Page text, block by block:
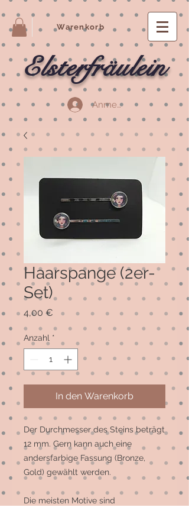
Warenkorb
Elsterfräulein
Anmelden
Haarspange (2er-
Set)
4,00 € Preis
Anzahl *
In den Warenkorb
Der Durchmesser des Steins beträgt
12 mm. Gern kann auch eine
andersfarbige Fassung (Bronze,
Gold) gewählt werden.
Die meisten Motive sind